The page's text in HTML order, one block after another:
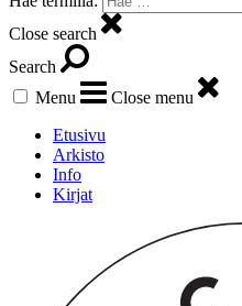
Close search
Search
Menu
Close menu
Etusivu
Arkisto
Info
Kirjat